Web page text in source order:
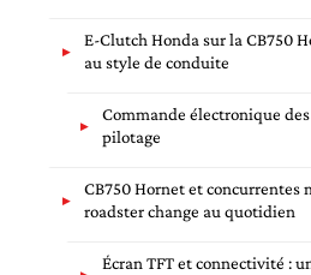
E-Clutch Honda sur la CB750
au style de conduite
Commande électronique
pilotage
CB750 Hornet et concurrentes
roadster change au quotidien
Écran TFT et connectivité :